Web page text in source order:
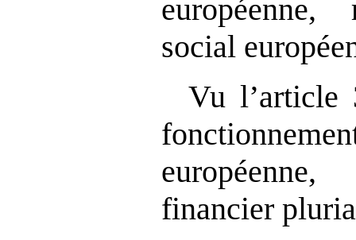
social
Vu l’article
financier